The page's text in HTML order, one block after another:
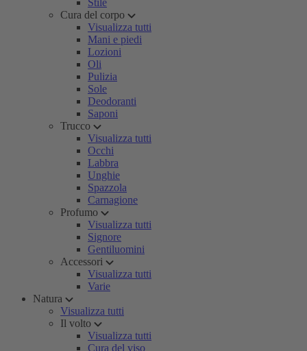
Stile
Cura del corpo
Visualizza tutti
Mani e piedi
Lozioni
Oli
Pulizia
Sole
Deodoranti
Saponi
Trucco
Visualizza tutti
Occhi
Labbra
Unghie
Spazzola
Carnagione
Profumo
Visualizza tutti
Signore
Gentiluomini
Accessori
Visualizza tutti
Varie
Natura
Visualizza tutti
Il volto
Visualizza tutti
Cura del viso